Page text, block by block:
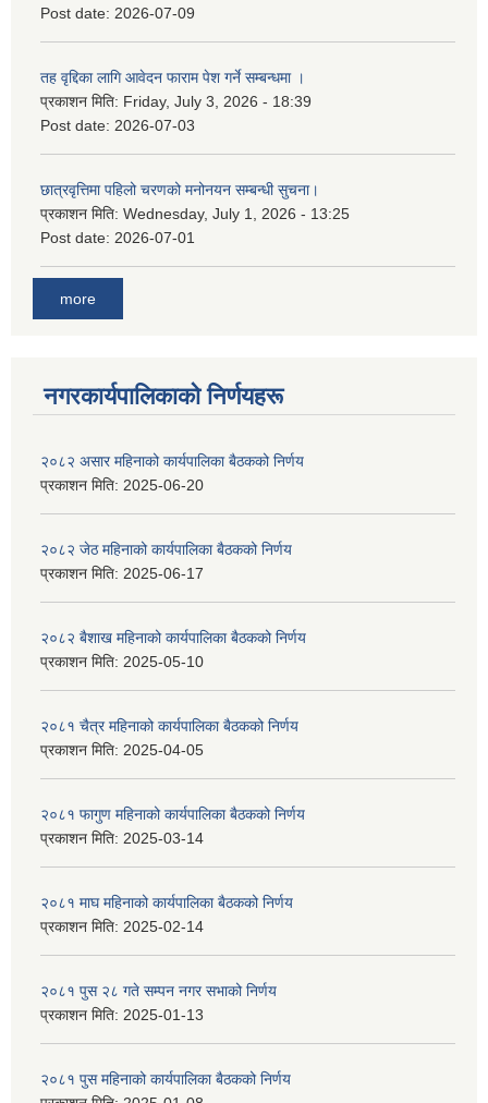
Post date: 2026-07-09
तह वृद्दिका लागि आवेदन फाराम पेश गर्ने सम्बन्धमा ।
प्रकाशन मिति: Friday, July 3, 2026 - 18:39
Post date: 2026-07-03
छात्रवृत्तिमा पहिलो चरणको मनोनयन सम्बन्धी सुचना।
प्रकाशन मिति: Wednesday, July 1, 2026 - 13:25
Post date: 2026-07-01
more
नगरकार्यपालिकाकाे निर्णयहरू
२०८२ असार महिनाको कार्यपालिका बैठकको निर्णय
प्रकाशन मिति: 2025-06-20
२०८२ जेठ महिनाको कार्यपालिका बैठकको निर्णय
प्रकाशन मिति: 2025-06-17
२०८२ बैशाख महिनाको कार्यपालिका बैठकको निर्णय
प्रकाशन मिति: 2025-05-10
२०८१ चैत्र महिनाको कार्यपालिका बैठकको निर्णय
प्रकाशन मिति: 2025-04-05
२०८१ फागुण महिनाको कार्यपालिका बैठकको निर्णय
प्रकाशन मिति: 2025-03-14
२०८१ माघ महिनाको कार्यपालिका बैठकको निर्णय
प्रकाशन मिति: 2025-02-14
२०८१ पुस २८ गते सम्प‍न नगर सभाको निर्णय
प्रकाशन मिति: 2025-01-13
२०८१ पुस महिनाको कार्यपालिका बैठकको निर्णय